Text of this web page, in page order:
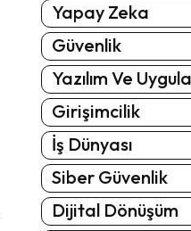
Yapay Zeka
Güvenlik
Yazılım Ve
Girişimcilik
İş Dünyası
Siber Güvenlik
Dijital Dönüşüm